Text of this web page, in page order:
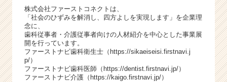
株式会社ファーストコネクトは、
「社会のひずみを解消し、四方よしを実現します」を企業理
念に、
歯科従事者・介護従事者向けの人材紹介を中心とした事業展
開を行っています。
ファーストナビ歯科衛生士（ https://sikaeiseisi.firstnavi.j
p/）
ファーストナビ歯科医師（ https://dentist.firstnavi.jp/）
ファーストナビ介護（ https://kaigo.firstnavi.jp/）